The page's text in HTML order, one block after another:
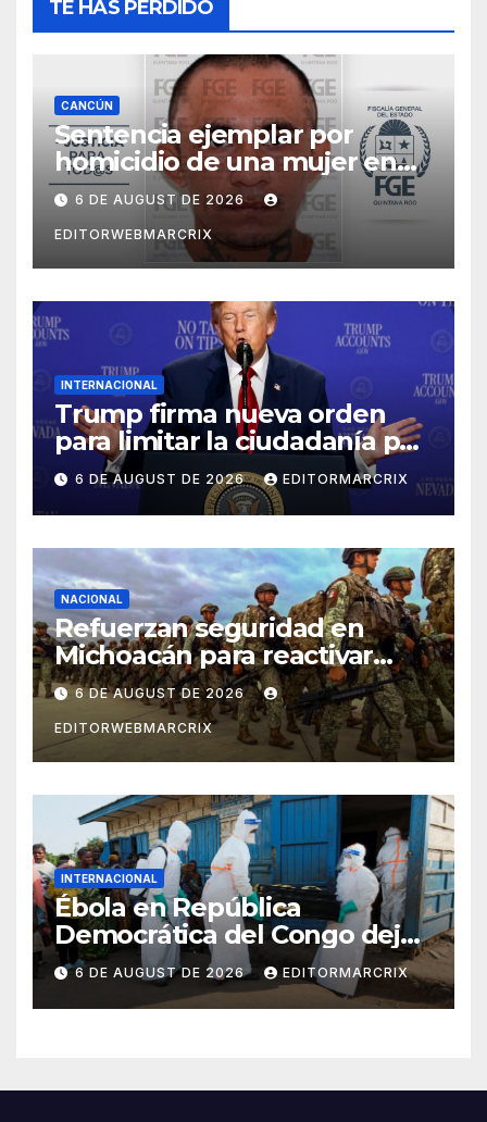
TE HAS PERDIDO
CANCÚN
Sentencia ejemplar por
homicidio de una mujer en
Cancún
6 DE AUGUST DE 2026
EDITORWEBMARCRIX
INTERNACIONAL
Trump firma nueva orden
para limitar la ciudadanía por
nacimiento en Estados
Unidos
6 DE AUGUST DE 2026 EDITORMARCRIX
NACIONAL
Refuerzan seguridad en
Michoacán para reactivar
exportaciones de aguacate
6 DE AUGUST DE 2026
EDITORWEBMARCRIX
INTERNACIONAL
Ébola en República
Democrática del Congo deja
mil 801 muertos; epidemia
mantiene transmisión
sostenida
6 DE AUGUST DE 2026 EDITORMARCRIX